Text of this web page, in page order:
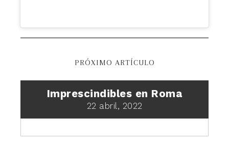
PRÓXIMO ARTÍCULO
Imprescindibles en Roma
22 abril, 2022